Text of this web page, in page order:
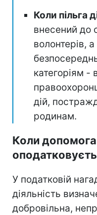
Коли пільга
внесений до
волонтерів,
категоріям -
дій,
родинам.
Коли
У податковій
діяльність
добровільна,